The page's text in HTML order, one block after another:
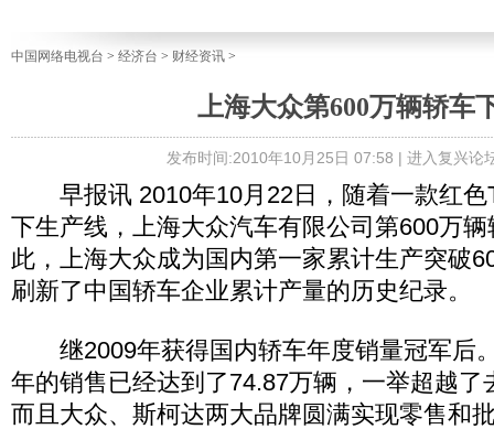
中国网络电视台 > 经济台 > 财经资讯 >
上海大众第600万辆轿车
发布时间:2010年10月25日 07:58 | 进入复兴论
早报讯 2010年10月22日，随着一款红色
下生产线，上海大众汽车有限公司第600万
此，上海大众成为国内第一家累计生产突破
刷新了中国轿车企业累计产量的历史纪录。
继2009年获得国内轿车年度销量冠军后
年的销售已经达到了74.87万辆，一举超越了
而且大众、斯柯达两大品牌圆满实现零售和